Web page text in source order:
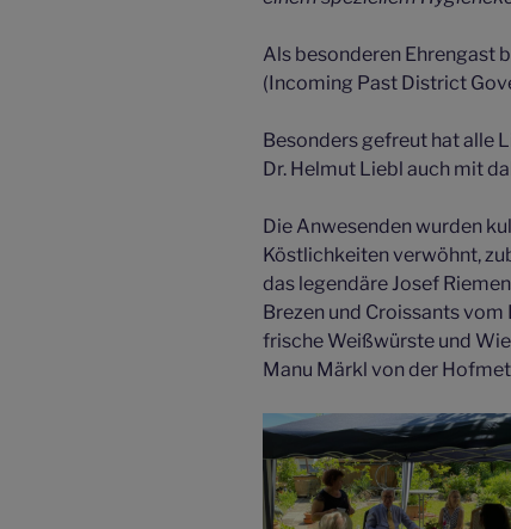
Als besonderen Ehrengast
(Incoming Past District
Besonders gefreut hat alle
Dr. Helmut Liebl auch mit
Die Anwesenden wurden
Köstlichkeiten verwöhnt,
das legendäre Josef
Brezen und Croissants
frische Weißwürste und
Manu Märkl von der